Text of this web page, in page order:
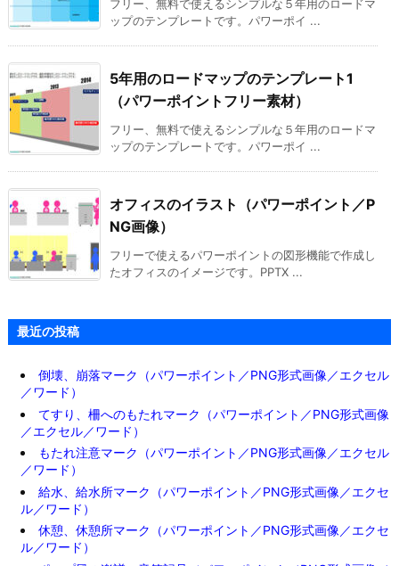
フリー、無料で使えるシンプルな５年用のロードマ
ップのテンプレートです。パワーポイ ...
5年用のロードマップのテンプレート1
（パワーポイントフリー素材）
フリー、無料で使えるシンプルな５年用のロードマ
ップのテンプレートです。パワーポイ ...
オフィスのイラスト（パワーポイント／P
NG画像）
フリーで使えるパワーポイントの図形機能で作成し
たオフィスのイメージです。PPTX ...
最近の投稿
倒壊、崩落マーク（パワーポイント／PNG形式画像／エクセル
／ワード）
てすり、柵へのもたれマーク（パワーポイント／PNG形式画像
／エクセル／ワード）
もたれ注意マーク（パワーポイント／PNG形式画像／エクセル
／ワード）
給水、給水所マーク（パワーポイント／PNG形式画像／エクセ
ル／ワード）
休憩、休憩所マーク（パワーポイント／PNG形式画像／エクセ
ル／ワード）